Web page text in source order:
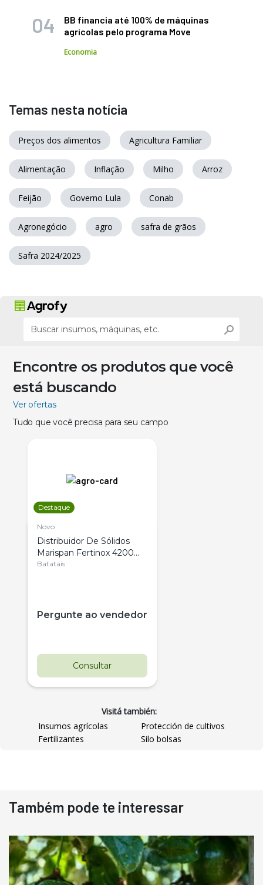
BB financia até 100% de máquinas
agrícolas pelo programa Move
Economia
Temas nesta notícia
Preços dos alimentos Agricultura Familiar
Alimentação Inflação Milho Arroz
Feijão Governo Lula Conab
Agronegócio agro safra de grãos
Safra 2024/2025
Encontre os produtos que você
está buscando
Ver ofertas
Tudo que você precisa para seu campo
Destaque
Novo
Distribuidor De Sólidos
Marispan Fertinox 4200
Citrus
Batatais
Pergunte ao vendedor
Consultar
Pá Carregadeira Cat 966
Ano 1987
R$ 145.000
Visitá también:
Insumos agrícolas
Protección de cultivos
Fertilizantes
Silo bolsas
Também pode te interessar